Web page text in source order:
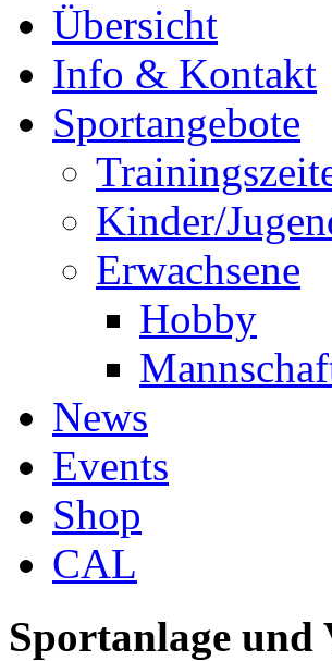
Übersicht
Info & Kontakt
Sportangebote
Kinder/
Erwachsene
Hobby
News
Events
Shop
CAL
Sportanlage und